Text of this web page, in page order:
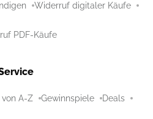
Widerruf digitaler Käufe
PDF-Käufe
A-Z Gewinnspiele Deals